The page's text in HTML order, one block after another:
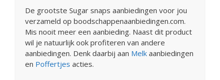
De grootste Sugar snaps aanbiedingen voor jou
verzameld op boodschappenaanbiedingen.com.
Mis nooit meer een aanbieding. Naast dit product
wil je natuurlijk ook profiteren van andere
aanbiedingen. Denk daarbij aan Melk aanbiedingen
en Poffertjes acties.